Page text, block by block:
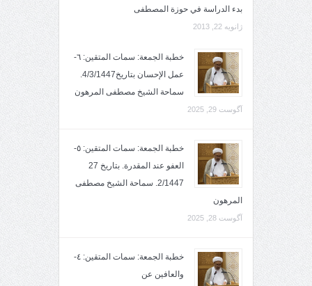
بدء الدراسة في حوزة المصطفى
ژانویه 22, 2013
خطبة الجمعة: سمات المتقين: ٦-
عمل الإحسان بتاريخ4/3/1447.
سماحة الشيخ مصطفى المرهون
آگوست 29, 2025
خطبة الجمعة: سمات المتقين: ٥-
العفو عند المقدرة. بتاريخ 27
2/1447. سماحة الشيخ مصطفى
المرهون
آگوست 28, 2025
خطبة الجمعة: سمات المتقين: ٤-
والعافين عن